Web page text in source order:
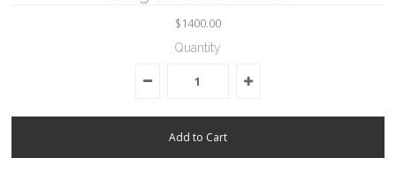
$1400.00
Quantity